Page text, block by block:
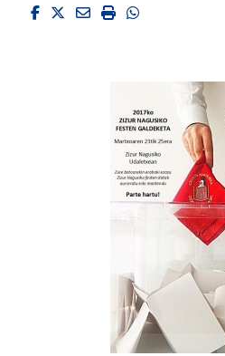
Facebook
Twitter
EmailImprimirWhatsapp